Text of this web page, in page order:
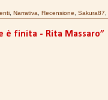
Narrativa Recensione Sakura87
è finita - Rita Massaro”